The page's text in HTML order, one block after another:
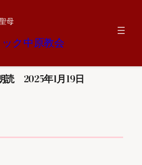
母
ク中原教会
読 2025年1月19日